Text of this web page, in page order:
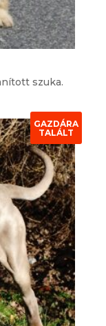
szuka.
GAZDÁRA
TALÁLT